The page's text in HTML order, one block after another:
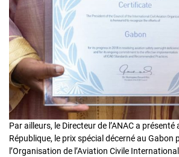
Par ailleurs, le Directeur de l’ANAC a présenté
République, le prix spécial décerné au Gabon
l’Organisation de l’Aviation Civile